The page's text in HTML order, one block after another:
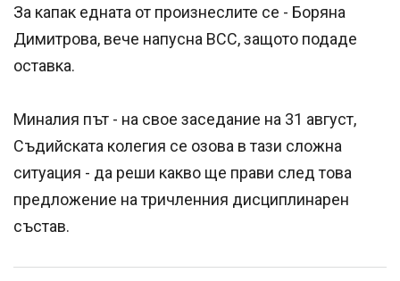
За капак едната от произнеслите се - Боряна
Димитрова, вече напусна ВСС, защото подаде
оставка.
Миналия път - на свое заседание на 31 август,
Съдийската колегия се озова в тази сложна
ситуация - да реши какво ще прави след това
предложение на тричленния дисциплинарен
състав.